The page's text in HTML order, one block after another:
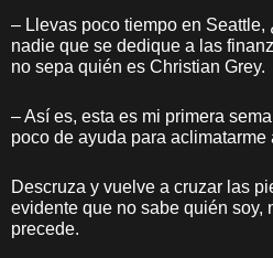
– Llevas poco tiempo en Seattle,
nadie que se dedique a las
no sepa quién es Christian Grey.
– Así es, esta es mi primera
poco de ayuda para aclimatarme
Descruza y vuelve a cruzar las
evidente que no sabe quién soy,
precede.